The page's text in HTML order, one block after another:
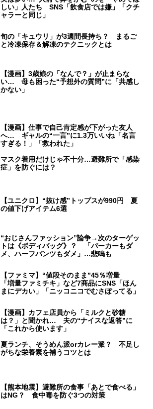
しい」人たち SNS「飲食店では嫌」「クチ
ャラーと同じ」
旬の「キュウリ」が3週間長持ち？ まるご
と冷凍保存＆解凍のテクニックとは
【漫画】3歳娘の「なんで？」が止まらな
い… 母も困った“予想外の質問”に「共感し
かない」
【漫画】仕事で自己肯定感が下がった友人
へ… ギャルの“一言”に1.3万いいね「名言
すぎる！」「救われた」
マスク着用だけじゃ不十分…避難所で「感染
症」を防ぐには？
【ユニクロ】“抜け感”トップスが990円 夏
の値下げアイテム6選
“おじさんファッション”論争→次のターゲッ
トは《ボディバッグ》？ 「パーカーもダ
メ、ハーフパンツもダメ」…悲鳴も
【ファミマ】“値段そのまま”45％増量
「増量ファミチキ」など7商品にSNS「ほん
まにデカい」「ニッコニコでむさぼってる」
【漫画】カフェ店員から「ミルクと砂糖
は？」と聞かれ… 夫の“ナイスな返答”に
「これから使います」
夏ランチ、そうめん派orカレー派？ 不足し
がちな栄養素を補うコツとは
【熊本地震】避難所の食事「あとで食べる」
はNG？ 食中毒を防ぐ3つの対策